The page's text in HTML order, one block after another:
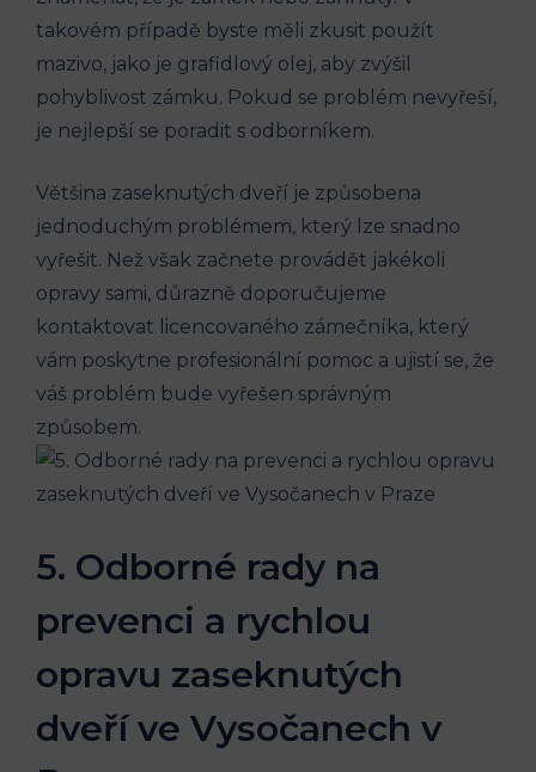
takovém případě byste měli zkusit použít
mazivo, jako je grafidlový olej, aby zvýšil
pohyblivost zámku. Pokud se problém nevyřeší,
je nejlepší se poradit s odborníkem.
Většina zaseknutých dveří je způsobena
jednoduchým problémem, který lze snadno
vyřešit. Než však začnete provádět jakékoli
opravy sami, důrazně doporučujeme
kontaktovat licencovaného zámečníka, který
vám poskytne profesionální pomoc a ujistí se, že
váš problém bude vyřešen správným
způsobem.
5. Odborné rady na
prevenci a rychlou
opravu zaseknutých
dveří ve Vysočanech v